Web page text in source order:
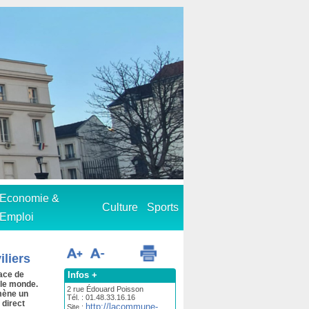
Economie &
Emploi
Culture Sports
de
monde.
un
direct
Infos +
2 rue Édouard Poisson
Tél. : 01.48.33.16.16
Site : http://lacommune-